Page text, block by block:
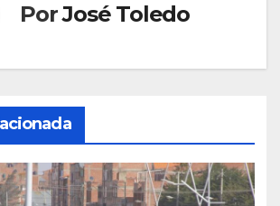
PorJosé Toledo